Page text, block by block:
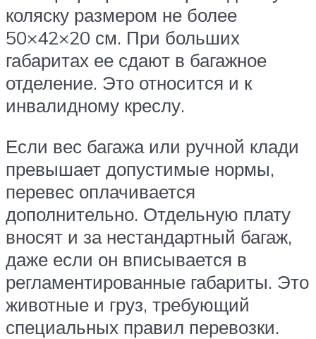
коляску размером не более
50×42×20 см. При больших
габаритах ее сдают в багажное
отделение. Это относится и к
инвалидному креслу.
Если вес багажа или ручной клади
превышает допустимые нормы,
перевес оплачивается
дополнительно. Отдельную плату
вносят и за нестандартный багаж,
даже если он вписывается в
регламентированные габариты. Это
животные и груз, требующий
специальных правил перевозки.